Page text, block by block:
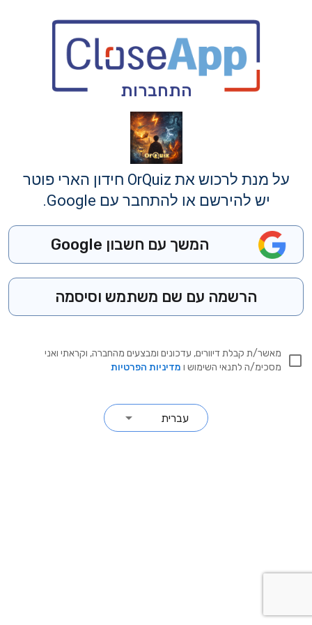
התחברות
על מנת לרכוש את OrQuiz חידון הארי פוטר
יש להירשם או להתחבר עם Google.
המשך עם חשבון Google
הרשמה עם שם משתמש וסיסמה
מאשר/ת קבלת דיוורים, עדכונים ומבצעים מהחברה, וקראתי ואני
מסכימ/ה לתנאי השימוש ו מדיניות הפרטיות
עברית